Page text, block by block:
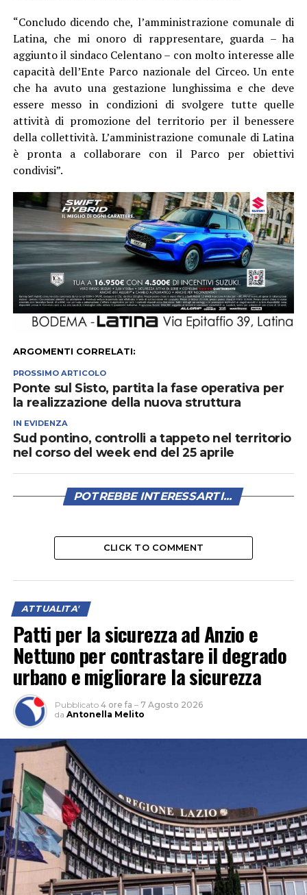
“Concludo dicendo che, l’amministrazione comunale di
Latina, che mi onoro di rappresentare, guarda – ha
aggiunto il sindaco Celentano – con molto interesse alle
capacità dell’Ente Parco nazionale del Circeo. Un ente
che ha avuto una gestazione lunghissima e che deve
essere messo in condizioni di svolgere tutte quelle
attività di promozione del territorio per il benessere
della collettività. L’amministrazione comunale di Latina
è pronta a collaborare con il Parco per obiettivi
condivisi”.
ARGOMENTI CORRELATI:
PROSSIMO ARTICOLO
Ponte sul Sisto, partita la fase operativa per
la realizzazione della nuova struttura
IN EVIDENZA
Sud pontino, controlli a tappeto nel territorio
nel corso del week end del 25 aprile
POTREBBE INTERESSARTI...
CLICK TO COMMENT
ATTUALITA'
Patti per la sicurezza ad Anzio e
Nettuno per contrastare il degrado
urbano e migliorare la sicurezza
Pubblicato 4 ore fa – 7 Agosto 2026
da Antonella Melito